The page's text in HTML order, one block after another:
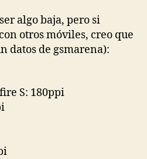
algo baja, pero si
otros móviles, creo que
datos de gsmarena):
S: 180ppi